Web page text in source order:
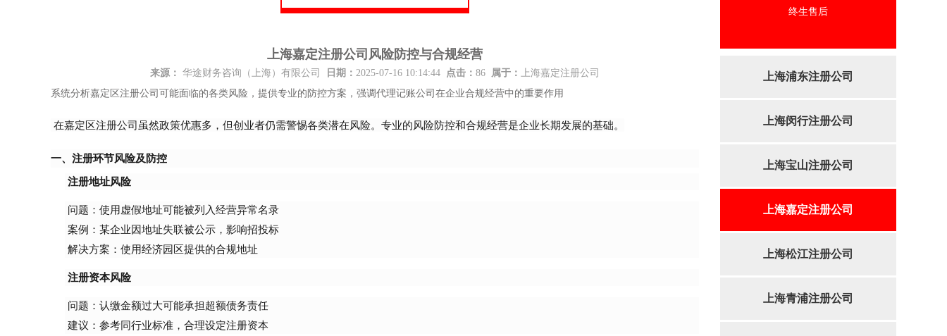
终生售后
上海浦东注册公司
上海闵行注册公司
上海宝山注册公司
上海嘉定注册公司
上海松江注册公司
上海青浦注册公司
上海嘉定注册公司风险防控与合规经营
来源： 华途财务咨询（上海）有限公司 日期： 2025-07-16 10:14:44 点击： 86 属于： 上海嘉定注册公司
系统分析嘉定区注册公司可能面临的各类风险，提供专业的防控方案，强调代理记账公司在企业合规经营中的重要作用
在嘉定区注册公司虽然政策优惠多，但创业者仍需警惕各类潜在风险。专业的风险防控和合规经营是企业长期发展的基础。
一、注册环节风险及防控
注册地址风险
问题：使用虚假地址可能被列入经营异常名录
案例：某企业因地址失联被公示，影响招投标
解决方案：使用经济园区提供的合规地址
注册资本风险
问题：认缴金额过大可能承担超额债务责任
建议：参考同行业标准，合理设定注册资本